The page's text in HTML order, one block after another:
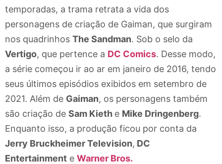
temporadas, a trama retrata a vida dos
personagens de criação de Gaiman, que surgiram
nos quadrinhos The Sandman. Sob o selo da
Vertigo, que pertence a DC Comics. Desse modo,
a série começou ir ao ar em janeiro de 2016, tendo
seus últimos episódios exibidos em setembro de
2021. Além de Gaiman, os personagens também
são criação de Sam Kieth e Mike Dringenberg.
Enquanto isso, a produção ficou por conta da
Jerry Bruckheimer Television, DC
Entertainment e Warner Bros.